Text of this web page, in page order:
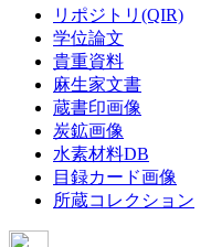
リポジトリ(QIR)
学位論文
貴重資料
麻生家文書
蔵書印画像
炭鉱画像
水素材料DB
目録カード画像
所蔵コレクション